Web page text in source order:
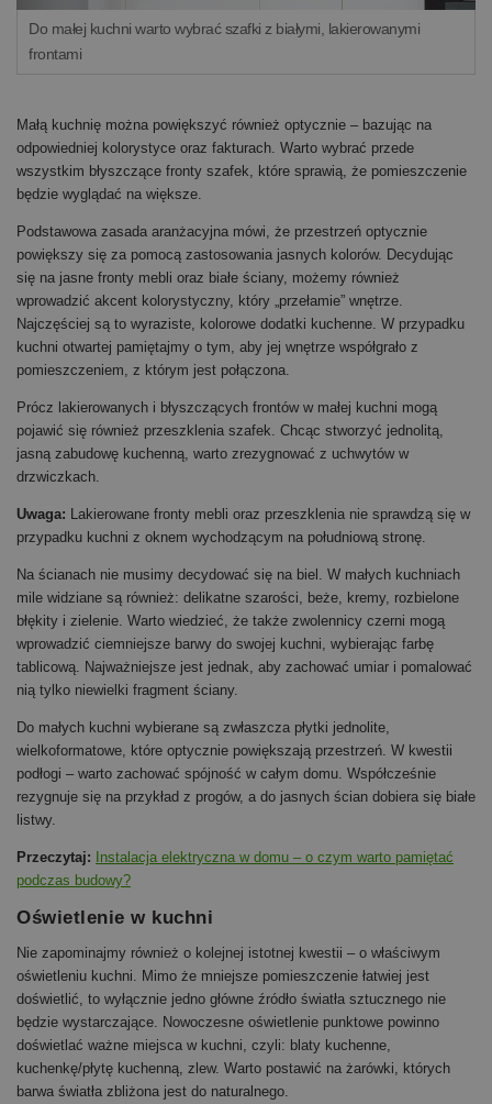
Do małej kuchni warto wybrać szafki z białymi, lakierowanymi
frontami
Małą kuchnię można powiększyć również optycznie – bazując na
odpowiedniej kolorystyce oraz fakturach. Warto wybrać przede
wszystkim błyszczące fronty szafek, które sprawią, że pomieszczenie
będzie wyglądać na większe.
Podstawowa zasada aranżacyjna mówi, że przestrzeń optycznie
powiększy się za pomocą zastosowania jasnych kolorów. Decydując
się na jasne fronty mebli oraz białe ściany, możemy również
wprowadzić akcent kolorystyczny, który „przełamie” wnętrze.
Najczęściej są to wyraziste, kolorowe dodatki kuchenne. W przypadku
kuchni otwartej pamiętajmy o tym, aby jej wnętrze współgrało z
pomieszczeniem, z którym jest połączona.
Prócz lakierowanych i błyszczących frontów w małej kuchni mogą
pojawić się również przeszklenia szafek. Chcąc stworzyć jednolitą,
jasną zabudowę kuchenną, warto zrezygnować z uchwytów w
drzwiczkach.
Uwaga: Lakierowane fronty mebli oraz przeszklenia nie sprawdzą się w
przypadku kuchni z oknem wychodzącym na południową stronę.
Na ścianach nie musimy decydować się na biel. W małych kuchniach
mile widziane są również: delikatne szarości, beże, kremy, rozbielone
błękity i zielenie. Warto wiedzieć, że także zwolennicy czerni mogą
wprowadzić ciemniejsze barwy do swojej kuchni, wybierając farbę
tablicową. Najważniejsze jest jednak, aby zachować umiar i pomalować
nią tylko niewielki fragment ściany.
Do małych kuchni wybierane są zwłaszcza płytki jednolite,
wielkoformatowe, które optycznie powiększają przestrzeń. W kwestii
podłogi – warto zachować spójność w całym domu. Współcześnie
rezygnuje się na przykład z progów, a do jasnych ścian dobiera się białe
listwy.
Przeczytaj:
Instalacja elektryczna w domu – o czym warto pamiętać
podczas budowy?
Oświetlenie w kuchni
Nie zapominajmy również o kolejnej istotnej kwestii – o właściwym
oświetleniu kuchni. Mimo że mniejsze pomieszczenie łatwiej jest
doświetlić, to wyłącznie jedno główne źródło światła sztucznego nie
będzie wystarczające. Nowoczesne oświetlenie punktowe powinno
doświetlać ważne miejsca w kuchni, czyli: blaty kuchenne,
kuchenkę/płytę kuchenną, zlew. Warto postawić na żarówki, których
barwa światła zbliżona jest do naturalnego.